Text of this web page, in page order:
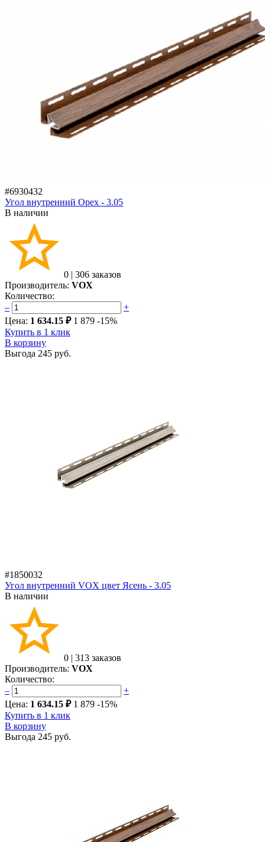
#6930432
Угол внутренний Орех - 3.05
В наличии
0 | 306 заказов
Производитель: VOX
Количество:
–
+
Цена: 1 634.15 ₽ 1 879 -15%
Купить в 1 клик
В корзину
Выгода 245 руб.
#1850032
Угол внутренний VOX цвет Ясень - 3.05
В наличии
0 | 313 заказов
Производитель: VOX
Количество:
–
+
Цена: 1 634.15 ₽ 1 879 -15%
Купить в 1 клик
В корзину
Выгода 245 руб.